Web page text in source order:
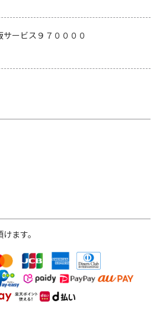
サービス９７００００
ます。